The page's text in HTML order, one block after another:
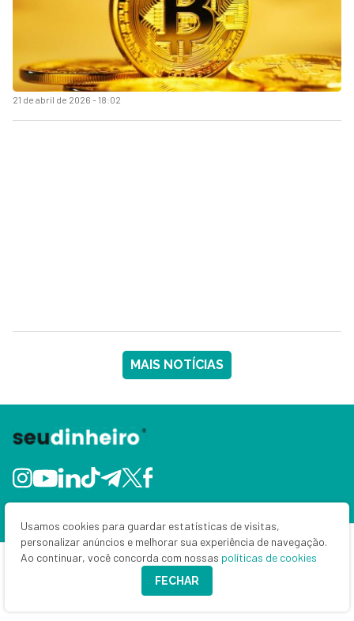
21 de abril de 2026 - 18:02
MAIS NOTÍCIAS
Home
Usamos cookies para guardar estatísticas de visitas,
personalizar anúncios e melhorar sua experiência de navegação.
Ao continuar, você concorda com nossas políticas de cookies
FECHAR